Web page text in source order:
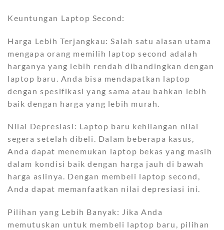
Keuntungan Laptop Second:
Harga Lebih Terjangkau: Salah satu alasan utama
mengapa orang memilih laptop second adalah
harganya yang lebih rendah dibandingkan dengan
laptop baru. Anda bisa mendapatkan laptop
dengan spesifikasi yang sama atau bahkan lebih
baik dengan harga yang lebih murah.
Nilai Depresiasi: Laptop baru kehilangan nilai
segera setelah dibeli. Dalam beberapa kasus,
Anda dapat menemukan laptop bekas yang masih
dalam kondisi baik dengan harga jauh di bawah
harga aslinya. Dengan membeli laptop second,
Anda dapat memanfaatkan nilai depresiasi ini.
Pilihan yang Lebih Banyak: Jika Anda
memutuskan untuk membeli laptop baru, pilihan